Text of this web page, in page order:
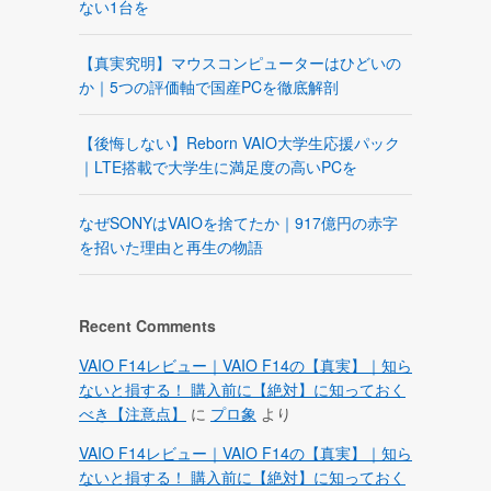
ない1台を
【真実究明】マウスコンピューターはひどいの
か｜5つの評価軸で国産PCを徹底解剖
【後悔しない】Reborn VAIO大学生応援パック
｜LTE搭載で大学生に満足度の高いPCを
なぜSONYはVAIOを捨てたか｜917億円の赤字
を招いた理由と再生の物語
Recent Comments
VAIO F14レビュー｜VAIO F14の【真実】｜知ら
ないと損する！ 購入前に【絶対】に知っておく
べき【注意点】
に プロ象 より
VAIO F14レビュー｜VAIO F14の【真実】｜知ら
ないと損する！ 購入前に【絶対】に知っておく